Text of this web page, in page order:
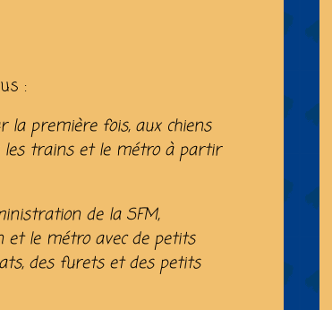
:
la première fois, aux chiens
les trains et le métro à partir
de la SFM,
le métro avec de petits
des furets et des petits